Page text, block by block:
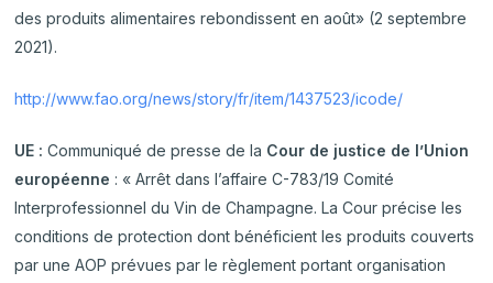
des produits alimentaires rebondissent en août» (2 septembre
2021).
http://www.fao.org/news/story/fr/item/1437523/icode/
UE :Communiqué de presse de la Cour de justice de l’Union
européenne : « Arrêt dans l’affaire C-783/19 Comité
Interprofessionnel du Vin de Champagne. La Cour précise les
conditions de protection dont bénéficient les produits couverts
par une AOP prévues par le règlement portant organisation